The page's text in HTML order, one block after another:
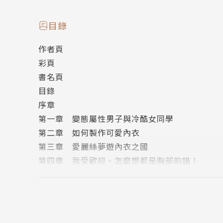
師！根據惠太所述，除了澪以外，還有許多女
牽扯進來，好好地享受了──更正，解決了她們對
目錄
作者頁
彩頁
書名頁
目錄
序章
第一章 變態屬性男子與冷酷女同學
第二章 如何製作可愛內衣
第三章 愛麗絲夢遊內衣之國
第四章 我受歡迎，怎麼想都是胸部的錯！